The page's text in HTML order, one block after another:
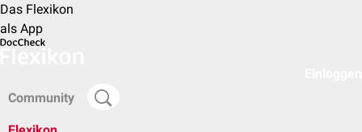
Das Flexikon
als App
Community